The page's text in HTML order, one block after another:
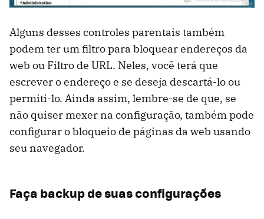
Alguns desses controles parentais também
podem ter um filtro para bloquear endereços da
web ou Filtro de URL. Neles, você terá que
escrever o endereço e se deseja descartá-lo ou
permiti-lo. Ainda assim, lembre-se de que, se
não quiser mexer na configuração, também pode
configurar o bloqueio de páginas da web usando
seu navegador.
Faça backup de suas configurações